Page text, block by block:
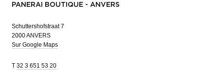
PANERAI BOUTIQUE - ANVERS
Schuttershofstraat 7
2000 ANVERS
Sur Google Maps
T 32 3 651 53 20